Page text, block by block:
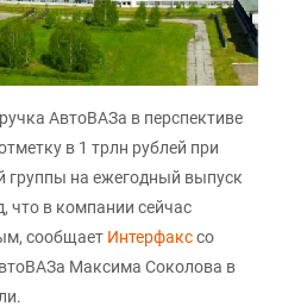
АвтоВАЗа в перспективе
в 1 трлн рублей при
группы на ежегодный выпуск
что в компании сейчас
сообщает Интерфакссо
Максима Соколова в